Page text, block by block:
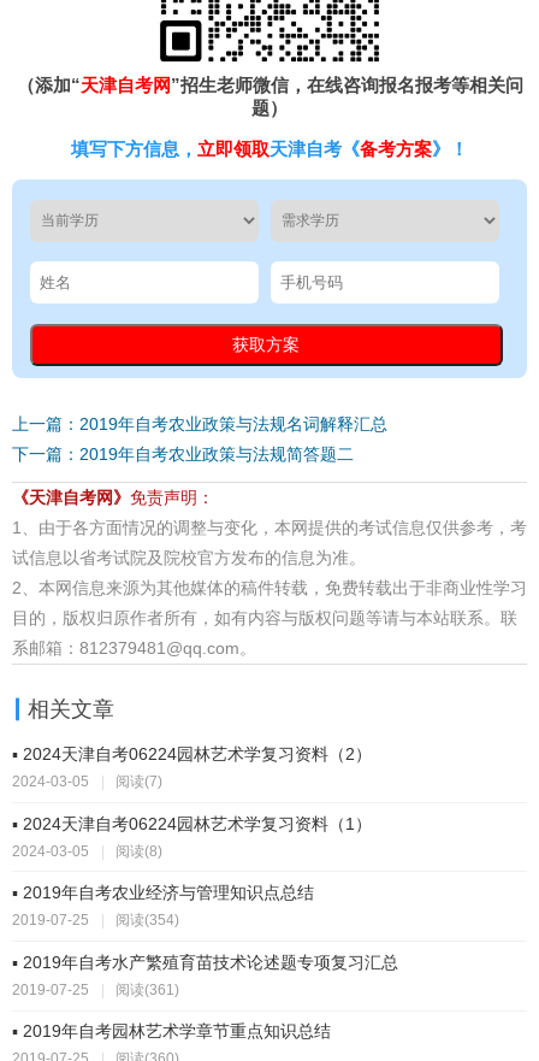
（添加“天津自考网”招生老师微信，在线咨询报名报考等相关问
题）
填写下方信息， 立即领取天津自考《备考方案》！
上一篇：2019年自考农业政策与法规名词解释汇总
下一篇：2019年自考农业政策与法规简答题二
《天津自考网》 免责声明：
1、由于各方面情况的调整与变化，本网提供的考试信息仅供参考，考
试信息以省考试院及院校官方发布的信息为准。
2、本网信息来源为其他媒体的稿件转载，免费转载出于非商业性学习
目的，版权归原作者所有，如有内容与版权问题等请与本站联系。联
系邮箱：812379481@qq.com。
相关文章
▪ 2024天津自考06224园林艺术学复习资料（2）
2024-03-05 | 阅读(7)
▪ 2024天津自考06224园林艺术学复习资料（1）
2024-03-05 | 阅读(8)
▪ 2019年自考农业经济与管理知识点总结
2019-07-25 阅读(354)
▪ 2019年自考水产繁殖育苗技术论述题专项复习汇总
2019-07-25 | 阅读(361)
▪ 2019年自考园林艺术学章节重点知识总结